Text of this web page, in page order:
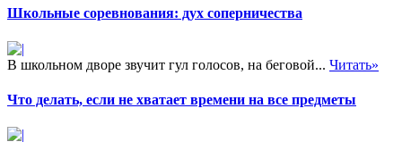
Школьные соревнования: дух соперничества
В школьном дворе звучит гул голосов, на беговой... Читать»
Что делать, если не хватает времени на все предметы